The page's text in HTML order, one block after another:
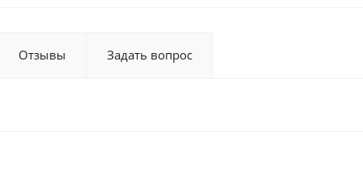
Отзывы Задать вопрос